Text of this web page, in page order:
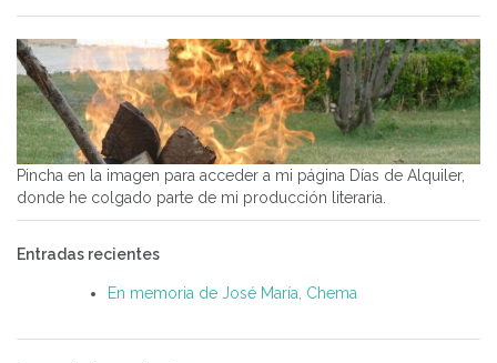
Pincha en la imagen para acceder a mi página Días de Alquiler,
donde he colgado parte de mi producción literaria.
Entradas recientes
En memoria de José María, Chema